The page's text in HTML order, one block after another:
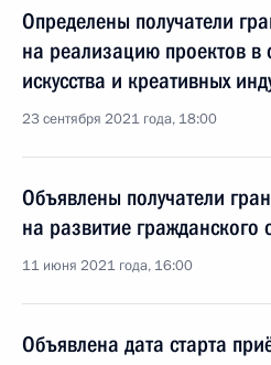
Определены получатели
на реализацию проектов в
искусства и креативных
23 сентября 2021 года, 18:00
Объявлены получатели
на развитие гражданского
11 июня 2021 года, 16:00
Объявлена дата старта